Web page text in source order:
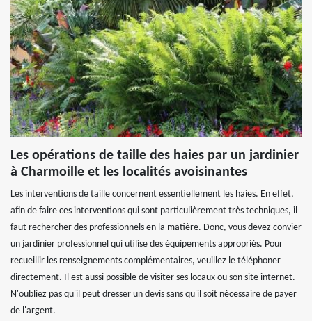
Les opérations de taille des haies par un jardinier
à Charmoille et les localités avoisinantes
Les interventions de taille concernent essentiellement les haies. En effet,
afin de faire ces interventions qui sont particulièrement très techniques, il
faut rechercher des professionnels en la matière. Donc, vous devez convier
un jardinier professionnel qui utilise des équipements appropriés. Pour
recueillir les renseignements complémentaires, veuillez le téléphoner
directement. Il est aussi possible de visiter ses locaux ou son site internet.
N'oubliez pas qu'il peut dresser un devis sans qu'il soit nécessaire de payer
de l'argent.